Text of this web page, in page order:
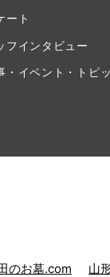
ート
フインタビュー
・イベント・トピ
のお墓.com 山